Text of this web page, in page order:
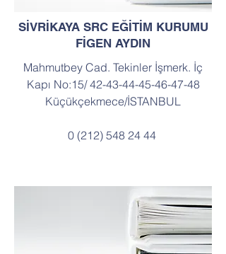
SİVRİKAYA SRC EĞİTİM KURUMU
FİGEN AYDIN
Mahmutbey Cad. Tekinler İşmerk. İç
Kapı No:15/42-43-44-45-46-47-48
Küçükçekmece/İSTANBUL​
0 (212) 548 24 44